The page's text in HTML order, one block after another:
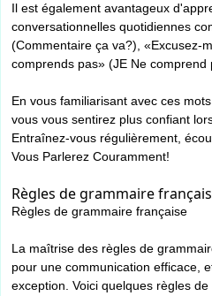
Il est également avantageux
conversationnelles quotidiennes
(Commentaire ça va?), «Excusez-
comprends pas» (JE Ne comprend
En vous familiarisant avec ces
vous vous sentirez plus confiant
Entraînez-vous régulièrement,
Vous Parlerez Couramment!
Règles de grammaire
Règles de grammaire française
La maîtrise des règles de
pour une communication efficace,
exception. Voici quelques règles